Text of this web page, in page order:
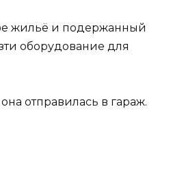
жильё и подержанный
оборудование для
отправилась в гараж.